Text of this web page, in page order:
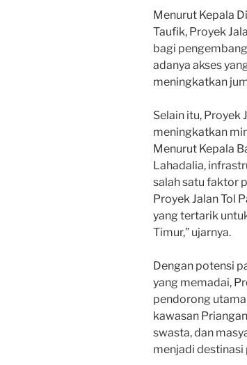
Menurut Kepala
Taufik, Proyek
bagi
adanya akses
meningkatkan
Selain itu, Proyek
meningkatkan
Menurut Kepala
Lahadalia,
salah satu faktor
Proyek Jalan Tol
yang tertarik
Timur,” ujarnya.
Dengan potensi
yang memadai,
pendorong
kawasan
swasta, dan
menjadi destinasi